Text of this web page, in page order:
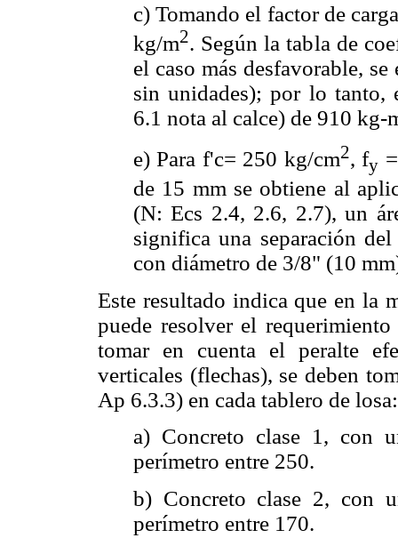
c) Tomando el factor de
kg/m2. Según la tabla de
el caso más desfavorable,
sin unidades); por lo tanto,
6.1 nota al calce) de 910 kg-
e) Para f'c= 250 kg/cm2, fy
de 15 mm se obtiene al
(N: Ecs 2.4, 2.6, 2.7), un
significa una separación
con diámetro de 3/8" (10
Este resultado indica que en la
puede resolver el
tomar en cuenta el peralte
verticales (flechas), se deben
Ap 6.3.3) en cada tablero de losa:
a) Concreto clase 1, con
perímetro entre 250.
b) Concreto clase 2, con
perímetro entre 170.